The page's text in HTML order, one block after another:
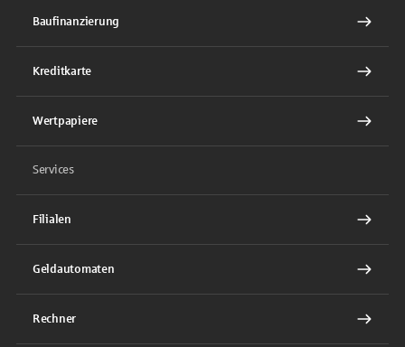
Baufinanzierung
Kreditkarte
Wertpapiere
Services
Filialen
Geldautomaten
Rechner